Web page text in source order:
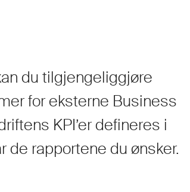
du tilgjengeliggjøre
for eksterne Business
KPI’er defineres i
de rapportene du ønsker.